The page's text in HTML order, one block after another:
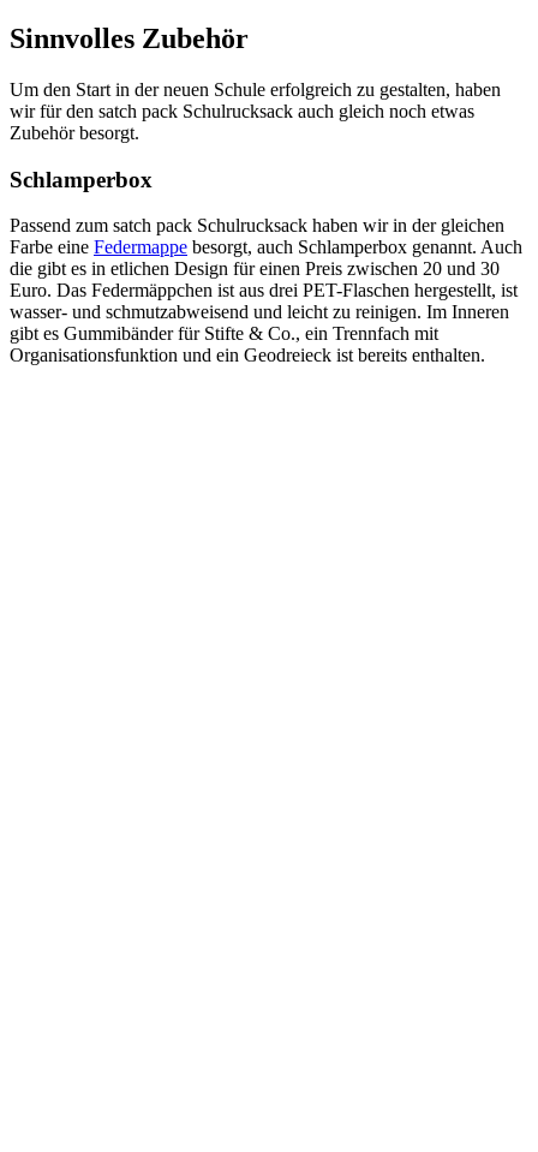
Sinnvolles Zubehör
Um den Start in der neuen Schule erfolgreich zu gestalten, haben
wir für den satch pack Schulrucksack auch gleich noch etwas
Zubehör besorgt.
Schlamperbox
Passend zum satch pack Schulrucksack haben wir in der gleichen
Farbe eine Federmappe besorgt, auch Schlamperbox genannt. Auch
die gibt es in etlichen Design für einen Preis zwischen 20 und 30
Euro. Das Federmäppchen ist aus drei PET-Flaschen hergestellt, ist
wasser- und schmutzabweisend und leicht zu reinigen. Im Inneren
gibt es Gummibänder für Stifte & Co., ein Trennfach mit
Organisationsfunktion und ein Geodreieck ist bereits enthalten.